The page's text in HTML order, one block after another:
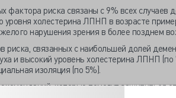
фактора риска связаны с 9% всех случаев
уровня холестерина ЛПНП в возрасте
нарушения зрения в более позднем
риска, связанных с наибольшей долей
и высокий уровень холестерина ЛПНП (по
изоляция (по 5%).
которые помогут защититься